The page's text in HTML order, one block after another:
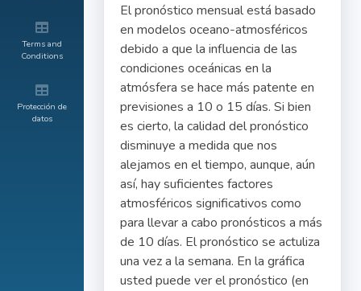
Terms and
Conditions
Protección de
datos
El pronóstico mensual está basado
en modelos oceano-atmosféricos
debido a que la influencia de las
condiciones oceánicas en la
atmósfera se hace más patente en
previsiones a 10 o 15 días. Si bien
es cierto, la calidad del pronóstico
disminuye a medida que nos
alejamos en el tiempo, aunque, aún
así, hay suficientes factores
atmosféricos significativos como
para llevar a cabo pronósticos a más
de 10 días. El pronóstico se actuliza
una vez a la semana. En la gráfica
usted puede ver el pronóstico (en